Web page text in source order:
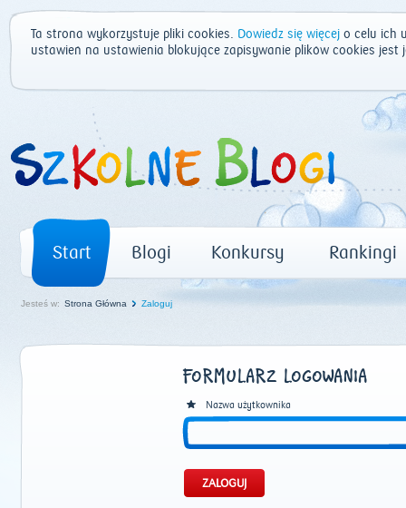
Ta strona wykorzystuje pliki cookies. Dowiedz się więcej o celu ich
ustawień na ustawienia blokujące zapisywanie plików cookies
Start Blogi Konkursy Rankingi
Jesteś w: Strona Główna Zaloguj
FORMULARZ LOGOWANIA
Nazwa użytkownika